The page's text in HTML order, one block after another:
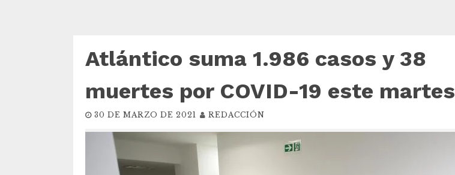
Atlántico suma 1.986 casos y 38
muertes por COVID-19 este martes
30 DE MARZO DE 2021 REDACCIÓN